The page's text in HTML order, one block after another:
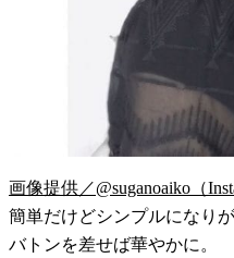
画像提供／@suganoaiko（
簡単だけどシンプルになり
バトンを差せば華やかに。